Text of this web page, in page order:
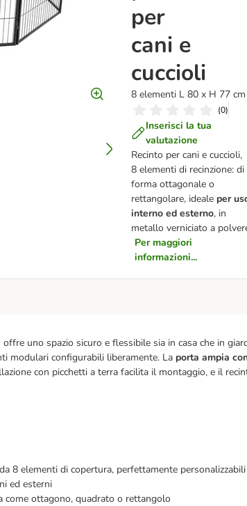
per
cani e
cuccioli
8 elementi L 80 x H 77 cm
(0)
Inserisci la tua
valutazione
Recinto per cani e cuccioli,
8 elementi di recinzione: di
forma ottagonale o
rettangolare, ideale per
interno ed esterno, in
metallo verniciato a
Per maggiori
informazioni...
offre uno spazio sicuro e flessibile sia in casa che in
modulari configurabili liberamente. La porta ampia
con picchetti a terra facilita il montaggio, e il
8 elementi di copertura, perfettamente personalizzabili
ed esterni
come ottagono, quadrato o rettangolo